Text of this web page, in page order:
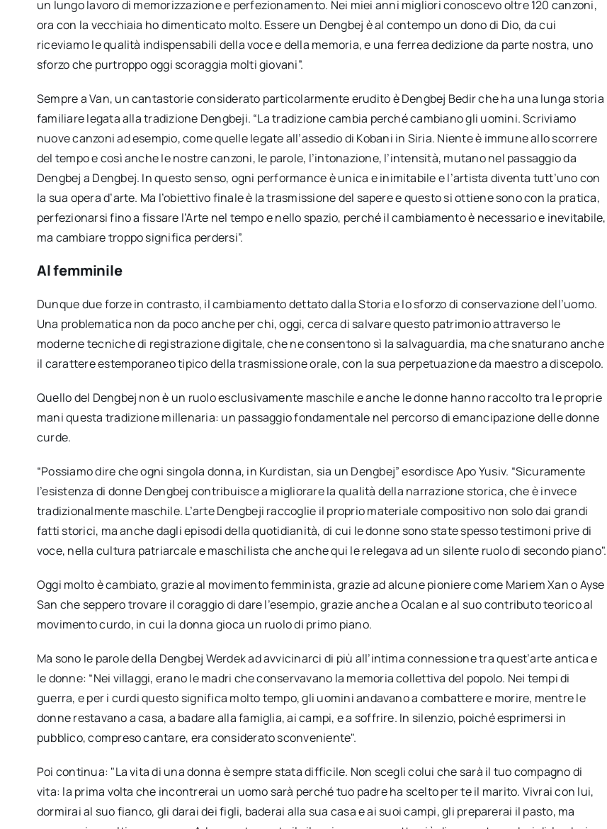
un lungo lavoro di memorizzazione e perfezionamento. Nei miei anni migliori conoscevo oltre 120 canzoni,
ora con la vecchiaia ho dimenticato molto. Essere un Dengbej è al contempo un dono di Dio, da cui
riceviamo le qualità indispensabili della voce e della memoria, e una ferrea dedizione da parte nostra, uno
sforzo che purtroppo oggi scoraggia molti giovani”.
Sempre a Van, un cantastorie considerato particolarmente erudito è Dengbej Bedir che ha una lunga storia
familiare legata alla tradizione Dengbeji. “La tradizione cambia perché cambiano gli uomini. Scriviamo
nuove canzoni ad esempio, come quelle legate all’assedio di Kobani in Siria. Niente è immune allo scorrere
del tempo e così anche le nostre canzoni, le parole, l’intonazione, l’intensità, mutano nel passaggio da
Dengbej a Dengbej. In questo senso, ogni performance è unica e inimitabile e l’artista diventa tutt’uno con
la sua opera d’arte. Ma l’obiettivo finale è la trasmissione del sapere e questo si ottiene sono con la pratica,
perfezionarsi fino a fissare l’Arte nel tempo e nello spazio, perché il cambiamento è necessario e inevitabile,
ma cambiare troppo significa perdersi”.
Al femminile
Dunque due forze in contrasto, il cambiamento dettato dalla Storia e lo sforzo di conservazione dell’uomo.
Una problematica non da poco anche per chi, oggi, cerca di salvare questo patrimonio attraverso le
moderne tecniche di registrazione digitale, che ne consentono sì la salvaguardia, ma che snaturano anche
il carattere estemporaneo tipico della trasmissione orale, con la sua perpetuazione da maestro a discepolo.
Quello del Dengbej non è un ruolo esclusivamente maschile e anche le donne hanno raccolto tra le proprie
mani questa tradizione millenaria: un passaggio fondamentale nel percorso di emancipazione delle donne
curde.
“Possiamo dire che ogni singola donna, in Kurdistan, sia un Dengbej” esordisce Apo Yusiv. “Sicuramente
l’esistenza di donne Dengbej contribuisce a migliorare la qualità della narrazione storica, che è invece
tradizionalmente maschile. L’arte Dengbeji raccoglie il proprio materiale compositivo non solo dai grandi
fatti storici, ma anche dagli episodi della quotidianità, di cui le donne sono state spesso testimoni prive di
voce, nella cultura patriarcale e maschilista che anche qui le relegava ad un silente ruolo di secondo piano".
Oggi molto è cambiato, grazie al movimento femminista, grazie ad alcune pioniere come Mariem Xan o Ayse
San che seppero trovare il coraggio di dare l’esempio, grazie anche a Ocalan e al suo contributo teorico al
movimento curdo, in cui la donna gioca un ruolo di primo piano.
Ma sono le parole della Dengbej Werdek ad avvicinarci di più all’intima connessione tra quest’arte antica e
le donne: “Nei villaggi, erano le madri che conservavano la memoria collettiva del popolo. Nei tempi di
guerra, e per i curdi questo significa molto tempo, gli uomini andavano a combattere e morire, mentre le
donne restavano a casa, a badare alla famiglia, ai campi, e a soffrire. In silenzio, poiché esprimersi in
pubblico, compreso cantare, era considerato sconveniente".
Poi continua: "La vita di una donna è sempre stata difficile. Non scegli colui che sarà il tuo compagno di
vita: la prima volta che incontrerai un uomo sarà perché tuo padre ha scelto per te il marito. Vivrai con lui,
dormirai al suo fianco, gli darai dei figli, baderai alla sua casa e ai suoi campi, gli preparerai il pasto, ma